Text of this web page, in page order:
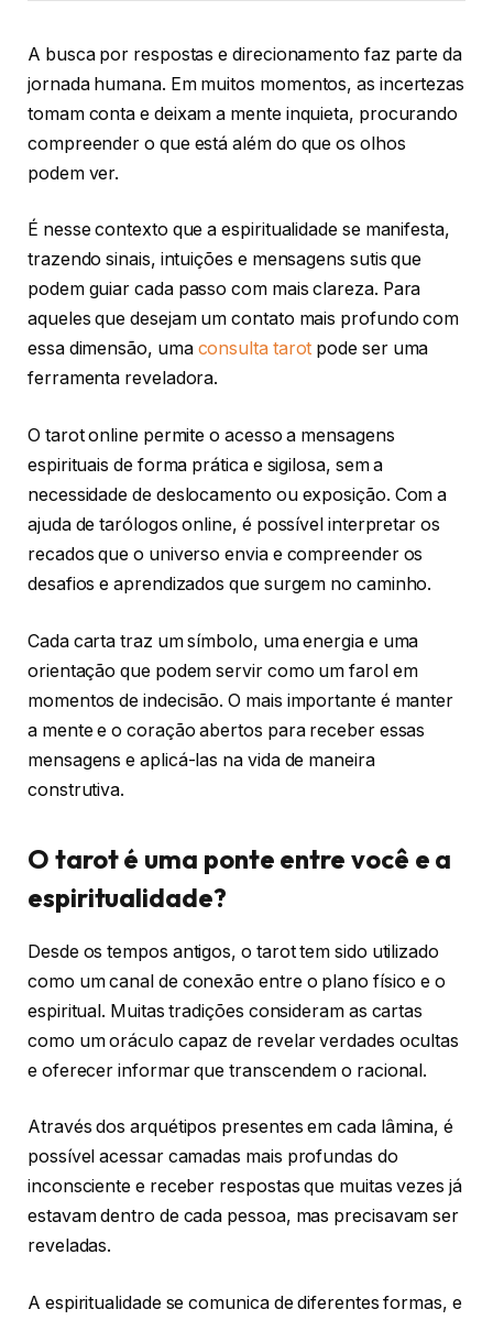
A busca por respostas e direcionamento faz parte da
jornada humana. Em muitos momentos, as incertezas
tomam conta e deixam a mente inquieta, procurando
compreender o que está além do que os olhos
podem ver.
É nesse contexto que a espiritualidade se manifesta,
trazendo sinais, intuições e mensagens sutis que
podem guiar cada passo com mais clareza. Para
aqueles que desejam um contato mais profundo com
essa dimensão, uma consulta tarot pode ser uma
ferramenta reveladora.
O tarot online permite o acesso a mensagens
espirituais de forma prática e sigilosa, sem a
necessidade de deslocamento ou exposição. Com a
ajuda de tarólogos online, é possível interpretar os
recados que o universo envia e compreender os
desafios e aprendizados que surgem no caminho.
Cada carta traz um símbolo, uma energia e uma
orientação que podem servir como um farol em
momentos de indecisão. O mais importante é manter
a mente e o coração abertos para receber essas
mensagens e aplicá-las na vida de maneira
construtiva.
O tarot é uma ponte entre você e a
espiritualidade?
Desde os tempos antigos, o tarot tem sido utilizado
como um canal de conexão entre o plano físico e o
espiritual. Muitas tradições consideram as cartas
como um oráculo capaz de revelar verdades ocultas
e oferecer informar que transcendem o racional.
Através dos arquétipos presentes em cada lâmina, é
possível acessar camadas mais profundas do
inconsciente e receber respostas que muitas vezes já
estavam dentro de cada pessoa, mas precisavam ser
reveladas.
A espiritualidade se comunica de diferentes formas, e